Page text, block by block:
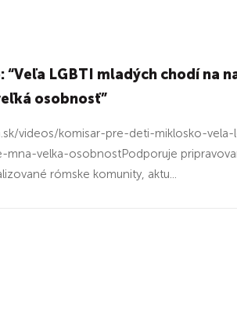
LGBTI mladých chodí na
osobnosť”
videos/komisar-pre-deti-miklosko-
velka-osobnostPodporuje
rómske komunity, aktu...